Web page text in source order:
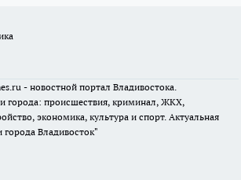
- новостной портал Владивостока.
города: происшествия, криминал, ЖКХ,
экономика, культура и спорт. Актуальная
Владивосток"